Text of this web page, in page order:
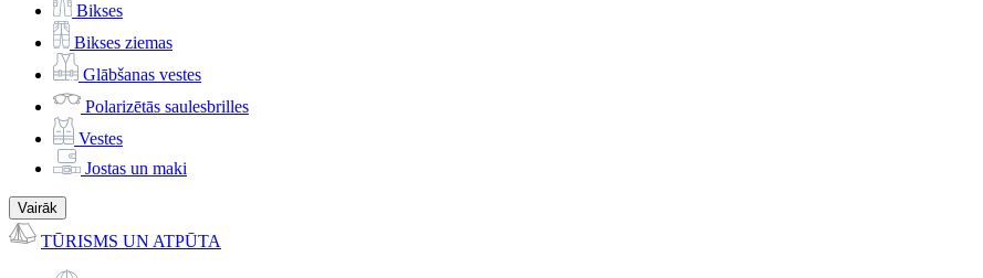
Bikses
Bikses ziemas
Glābšanas vestes
Polarizētās saulesbrilles
Vestes
Jostas un maki
Vairāk
TŪRISMS UN ATPŪTA